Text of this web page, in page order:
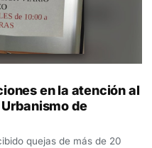
en la atención al
de
quejas de más de 20